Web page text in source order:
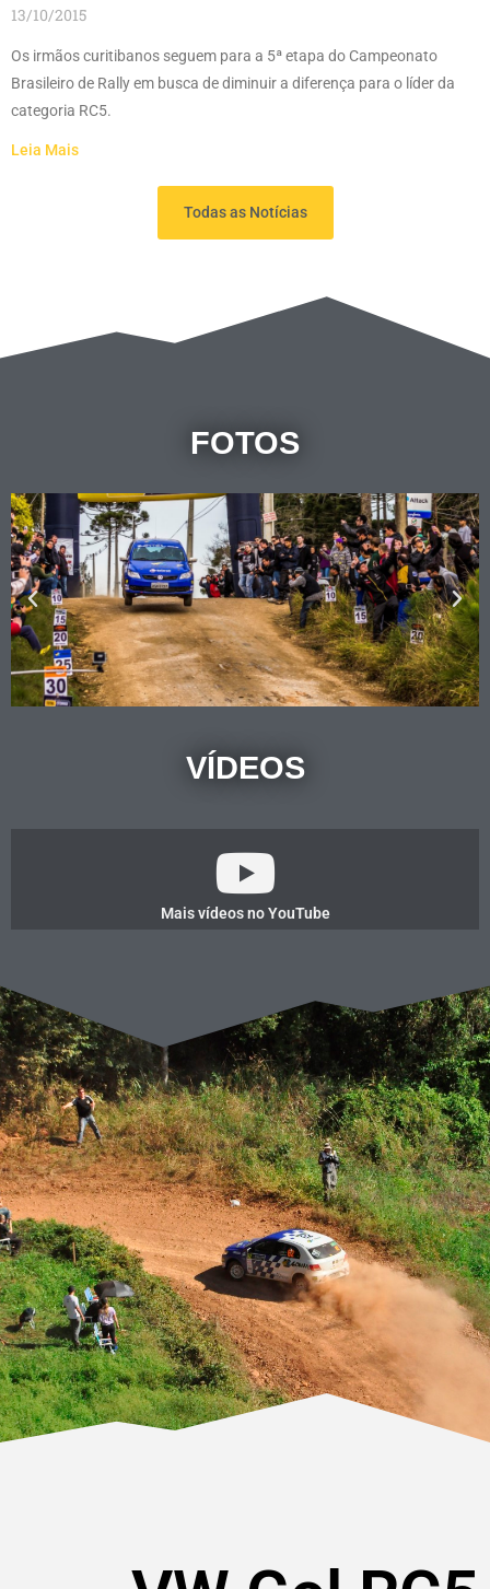
13/10/2015
Os irmãos curitibanos seguem para a 5ª etapa do Campeonato
Brasileiro de Rally em busca de diminuir a diferença para o líder da
categoria RC5.
Leia Mais
Todas as Notícias
FOTOS
VÍDEOS
Mais vídeos no YouTube